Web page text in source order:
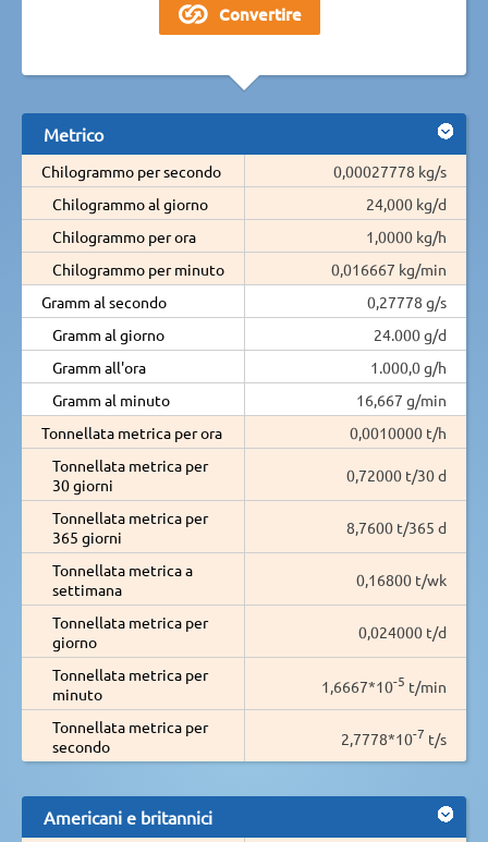
Metrico
Chilogrammo per secondo
0,00027778 kg/s
Chilogrammo al giorno
24,000 kg/d
Chilogrammo per ora
1,0000 kg/h
Chilogrammo per minuto
0,016667 kg/min
Gramm al secondo
0,27778 g/s
Gramm al giorno
24.000 g/d
Gramm all'ora
1.000,0 g/h
Gramm al minuto
16,667 g/min
Tonnellata metrica per ora
0,0010000 t/h
Tonnellata metrica per
30 giorni
0,72000 t/30 d
Tonnellata metrica per
365 giorni
8,7600 t/365 d
Tonnellata metrica a
settimana
0,16800 t/wk
Tonnellata metrica per
giorno
0,024000 t/d
Tonnellata metrica per
minuto
1,6667*10-5 t/min
Tonnellata metrica per
secondo
2,7778*10-7 t/s
Americani e britannici